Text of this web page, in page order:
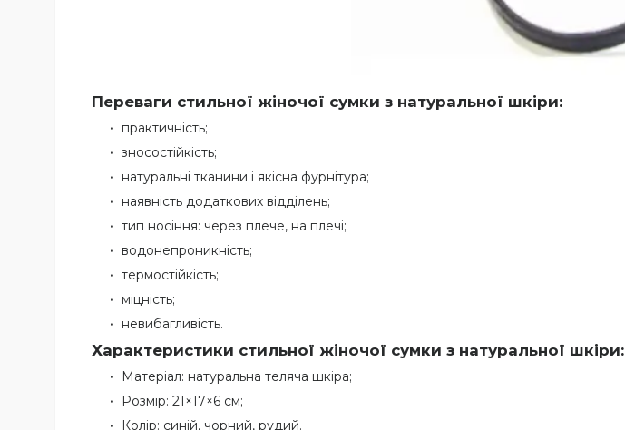
Переваги стильної жіночої сумки з натуральної шкіри:
практичність;
зносостійкість;
натуральні тканини і якісна фурнітура;
наявність додаткових відділень;
тип носіння: через плече, на плечі;
водонепроникність;
термостійкість;
міцність;
невибагливість.
Характеристики стильної жіночої сумки з натуральної шкіри:
Матеріал: натуральна теляча шкіра;
Розмір: 21×17×6 см;
Колір: синій, чорний, рудий.